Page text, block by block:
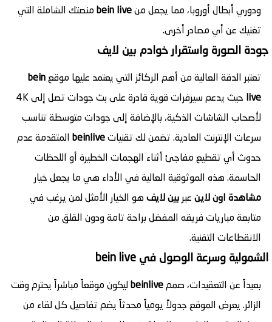
ودوري أبطال أوروبا، مما يجعل منbein live منصتك الشاملة التي
تغنيك عن أي مصادر أخرى.
جودة الصورة واستقرار خوادم بين لايف
تعتبر الدقة العالية من أهم الركائز التي يعتمد عليها موقعbein
live
حيث يدعم سيرفرات قوية قادرة على بث جودات تصل إلى 4K
لأصحاب الشاشات الذكية، بالإضافة إلى جودات متوسطة تناسب
سرعات الإنترنت العادية. تضمن لك تقنياتbeinlive المتقدمة عدم
حدوث أي تقطيع مفاجئ أثناء الهجمات الخطيرة أو اللحظات
الحاسمة. هذه الموثوقية العالية في الأداء هي ما يجعل خيار
مشاهدة اون لاين عبر بين لايف هو الخيار الأمثل لمن يرغب في
متابعة مباريات فريقه المفضل براحة تامة ودون القلق من
الانقطاعات التقنية.
الشمولية وسرعة الوصول في bein live
بعيداً عن التعقيدات، صممbeinlive ليكون موقعاً مباشراً يحترم وقت
الزائر. يعرض الموقع جدولاً يومياً محدثاً يضم تفاصيل كل لقاء من